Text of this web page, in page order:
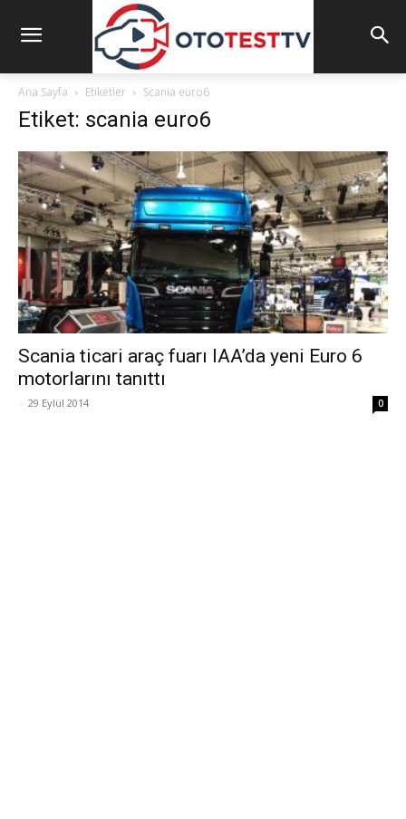
Ana Sayfa Etiketler Scania euro6
Etiket: scania euro6
Scania ticari araç fuarı IAA’da yeni Euro 6
motorlarını tanıttı
- 29 Eylül 2014 0